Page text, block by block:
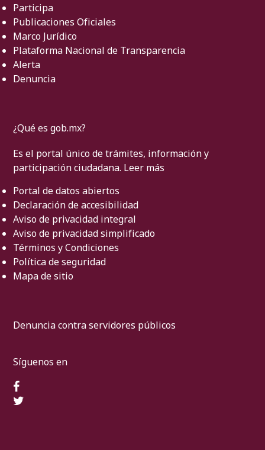
Participa
Publicaciones Oficiales
Marco Jurídico
Plataforma Nacional de Transparencia
Alerta
Denuncia
¿Qué es gob.mx?
Es el portal único de trámites, información y
participación ciudadana. Leer más
Portal de datos abiertos
Declaración de accesibilidad
Aviso de privacidad integral
Aviso de privacidad simplificado
Términos y Condiciones
Política de seguridad
Mapa de sitio
Denuncia contra servidores públicos
Síguenos en